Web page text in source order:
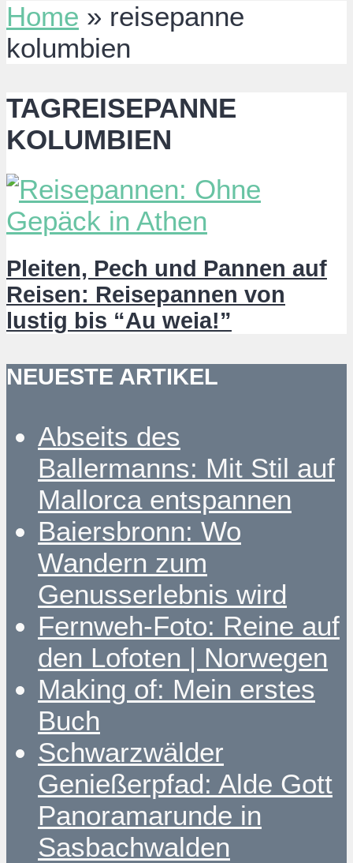
Home » reisepanne
kolumbien
TAGREISEPANNE
KOLUMBIEN
Pleiten, Pech und Pannen auf
Reisen: Reisepannen von
lustig bis “Au weia!”
NEUESTE ARTIKEL
Abseits des
Ballermanns: Mit Stil auf
Mallorca entspannen
Baiersbronn: Wo
Wandern zum
Genusserlebnis wird
Fernweh-Foto: Reine auf
den Lofoten | Norwegen
Making of: Mein erstes
Buch
Schwarzwälder
Genießerpfad: Alde Gott
Panoramarunde in
Sasbachwalden